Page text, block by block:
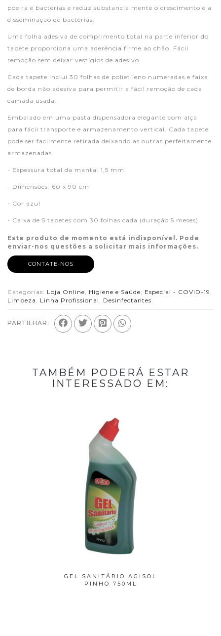
poeira e bactérias e reduz substancialmente o crescimento e a
disseminação de bactérias.
Uma folha adesiva de comprimento total na parte inferior do
tapete proporciona uma aderência firme ao chão. Fácil
remoção sem deixar vestígios de adesivo.
Cada tapete inclui 30 folhas de polietileno numeradas e faixa
de borda não adesiva para permitir a fácil remoção de cada
camada usada.
Embalado em uma pasta dispensadora elegante com alça
para fácil transporte e armazenamento vertical. Cada tapete
pode ser facilmente retirada deixando as outras perfeitamente
armazenadas.
- Espessura total da manta: 1,5 mm
- Dimensões: 60 x 90 cm
- Cor azul
- Caixa de 5 tapetes com 30 folhas cada (duração 5 meses)
Este produto de momento está indisponível. Pode
enviar-nos questões a solicitar mais informações.
CONTATE-NOS
Categorias: Loja Online Higiene e Saúde Especial - COVID-19
Limpeza
Linha Profissional Desinfectantes
PARTILHAR:
TAMBÉM PODERÁ ESTAR
INTERESSADO EM:
GEL SANITÁRIO AGISOL
PINHO 750ML